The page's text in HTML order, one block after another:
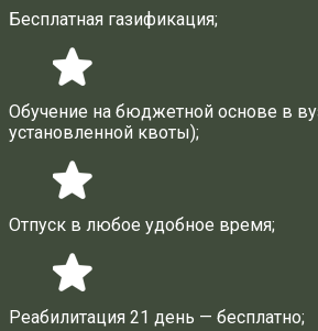
Бесплатная газификация;
Обучение на бюджетной основе в
установленной квоты);
Отпуск в любое удобное время;
Реабилитация 21 день — бесплатно;